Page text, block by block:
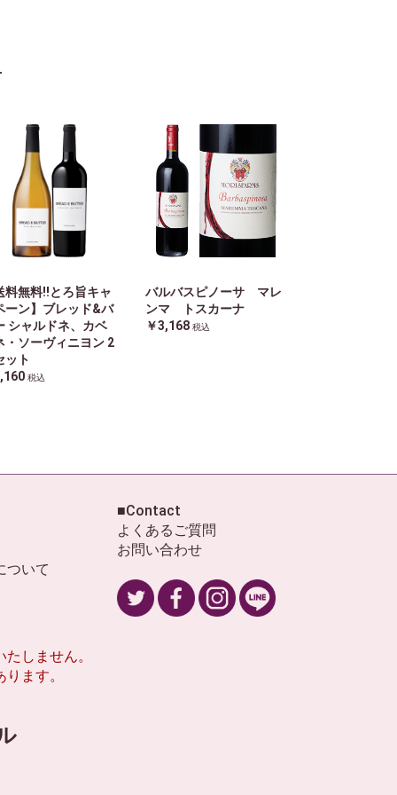
料無料!!とろ旨キャ
ーン】ブレッド&バ
シャルドネ、カベ
・ソーヴィニヨン 2
ット
税込
バルバスピノーサ マレ
ンマ トスカーナ
￥3,168 税込
ついて
■Contact
よくあるご質問
お問い合わせ
しません。
ます。